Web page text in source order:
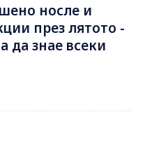
носле и
през лятотo -
да знае всеки